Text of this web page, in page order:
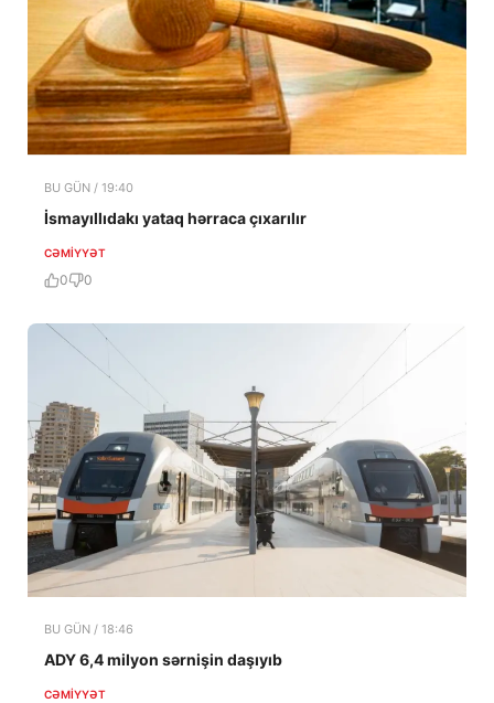
BU GÜN / 19:40
İsmayıllıdakı yataq hərraca çıxarılır
CƏMIYYƏT
0 0
BU GÜN / 18:46
ADY 6,4 milyon sərnişin daşıyıb
CƏMIYYƏT